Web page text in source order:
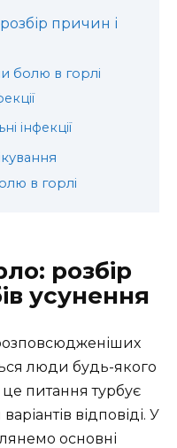
причин і
болю в горлі
інфекції
в горлі
розбір
усунення
люди будь-якого
це питання турбує
відповіді. У
основні